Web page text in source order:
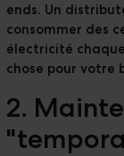
ends. Un
consommer des
électricité
chose pour votre
2.